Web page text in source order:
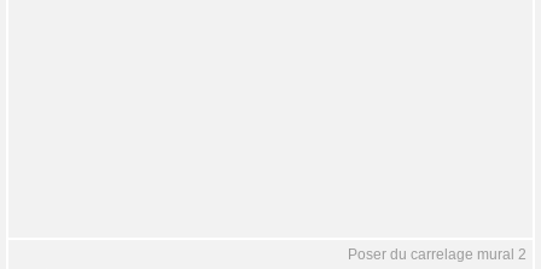
Poser du carrelage mural 2